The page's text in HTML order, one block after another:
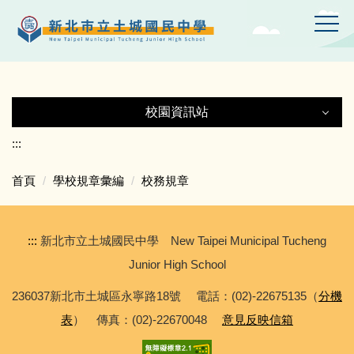
到
要
容
校園資訊站
土中YT頻道
專科教室登記
:::
首頁 學校規章彙編 校務規章
::: 新北市立土城國民中學 New Taipei Municipal Tucheng
Junior High School
236037新北市土城區永寧路18號 電話：(02)-22675135（分機
表） 傳真：(02)-22670048 意見反映信箱